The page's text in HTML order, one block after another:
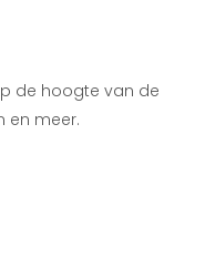
de hoogte van de
en meer.